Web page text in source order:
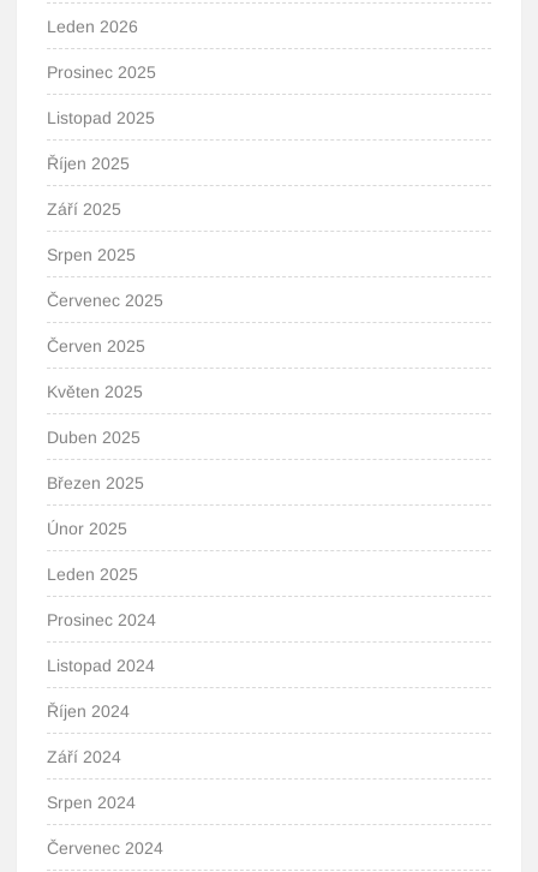
Leden 2026
Prosinec 2025
Listopad 2025
Říjen 2025
Září 2025
Srpen 2025
Červenec 2025
Červen 2025
Květen 2025
Duben 2025
Březen 2025
Únor 2025
Leden 2025
Prosinec 2024
Listopad 2024
Říjen 2024
Září 2024
Srpen 2024
Červenec 2024